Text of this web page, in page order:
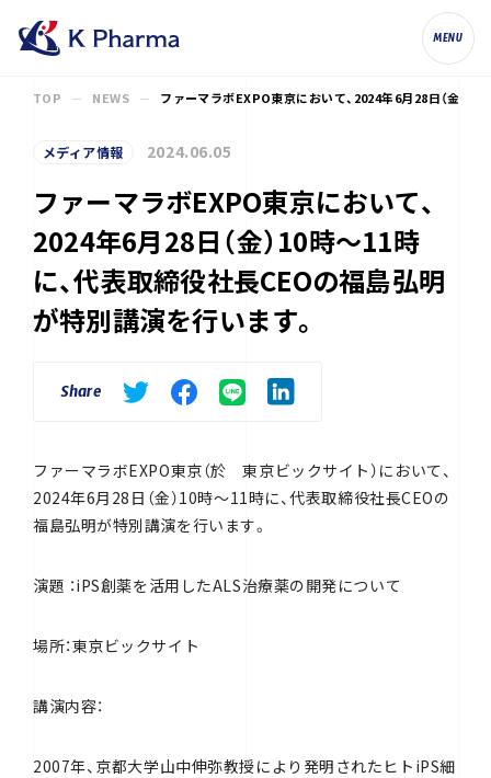
株式会社ケイファーマ（K Pharma, Inc.
MENU
TOP NEWS ファーマラボEXPO東京において、2024年6月28日（金）
メディア情報 2024.06.05
ファーマラボEXPO東京において、
2024年6月28日（金）10時～11時
に、代表取締役社長CEOの福島弘明
が特別講演を行います。
Share
ファーマラボEXPO東京（於 東京ビックサイト）において、
2024年6月28日（金）10時～11時に、代表取締役社長CEOの
福島弘明が特別講演を行います。
演題 ：iPS創薬を活用したALS治療薬の開発について
場所：東京ビックサイト
講演内容：
2007年、京都大学山中伸弥教授により発明されたヒトiPS細